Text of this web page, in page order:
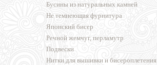
Бусины из натуральных камней
Не темнеющая фурнитура
Японский бисер
Речной жемчуг, перламутр
Подвески
Нитки для вышивки и бисероплетения